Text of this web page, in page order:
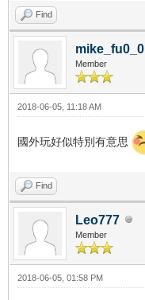
Find
mike_fu0_0
Member
2018-06-05, 11:18 AM
國外玩好似特別有意思
Find
Leo777
Member
2018-06-05, 01:58 PM